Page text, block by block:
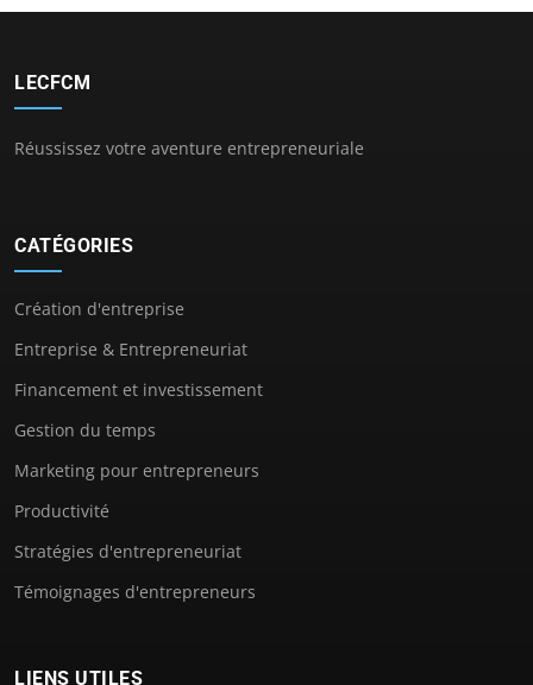
LECFCM
Réussissez votre aventure entrepreneuriale
CATÉGORIES
Création d'entreprise
Entreprise & Entrepreneuriat
Financement et investissement
Gestion du temps
Marketing pour entrepreneurs
Productivité
Stratégies d'entrepreneuriat
Témoignages d'entrepreneurs
LIENS UTILES